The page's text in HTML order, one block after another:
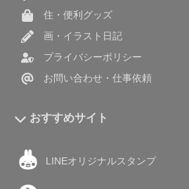
住・便利グッズ
画・イラスト日記
プライバシーポリシー
お問い合わせ・仕事依頼
おすすめサイト
LINEオリジナルスタンプ